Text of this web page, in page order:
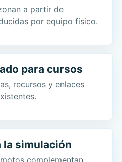
a partir de
por equipo físico.
para cursos
recursos y enlaces
la simulación
complementan